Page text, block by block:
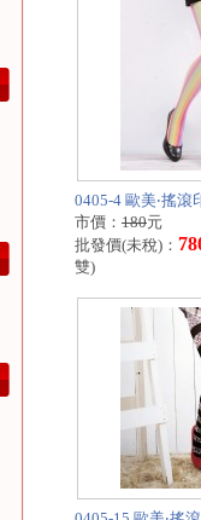
0405-4 歐美‧搖
市價： 180元
批發價(未稅)：
雙)